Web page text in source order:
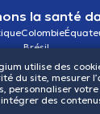
la santé
Colombie
Brésil
utilise des
du site, mesurer
personnaliser
des